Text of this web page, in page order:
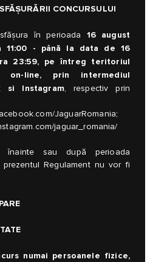
CONCURSULUI
în perioada 16 august
11:00 - până la data de 16
23:59, pe întreg teritoriul
on-line, prin intermediul
si Instagram, respectiv prin
JaguarRomania;
jaguar_romania/
înainte sau după perioada
Regulament nu vor fi
numai persoanele fizice,